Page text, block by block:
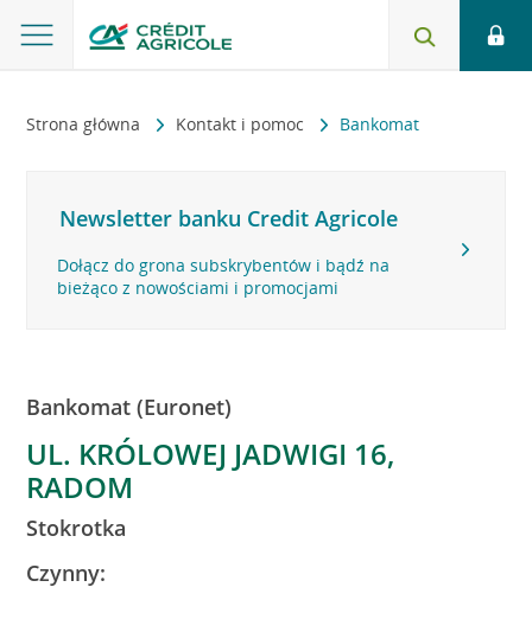
Strona główna Kontakt i pomoc Bankomat
Newsletter banku Credit Agricole
Dołącz do grona subskrybentów i bądź na
bieżąco z nowościami i promocjami
Bankomat (Euronet)
UL. KRÓLOWEJ JADWIGI 16,
RADOM
Stokrotka
Czynny: